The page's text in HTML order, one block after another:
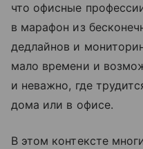
что офисные
в марафон из
дедлайнов и
мало времени и
и неважно, где
дома или в офисе.
В этом контексте